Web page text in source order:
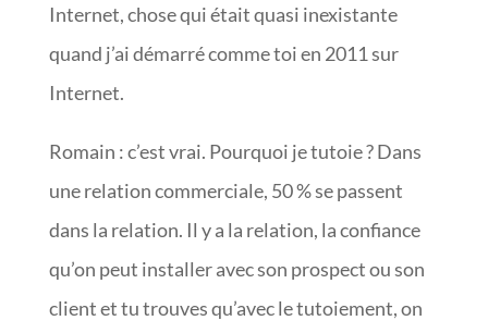
Internet, chose qui était quasi inexistante
quand j’ai démarré comme toi en 2011 sur
Internet.
Romain : c’est vrai. Pourquoi je tutoie ? Dans
une relation commerciale, 50 % se passent
dans la relation. Il y a la relation, la confiance
qu’on peut installer avec son prospect ou son
client et tu trouves qu’avec le tutoiement, on